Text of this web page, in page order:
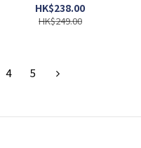
HK$238.00
HK$249.00
4 5